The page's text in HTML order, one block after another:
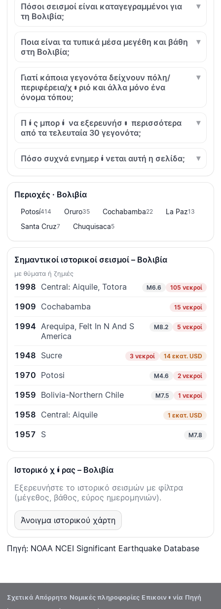
Πόσοι σεισμοί είναι καταγεγραμμένοι για
τη Βολιβία;
Ποια είναι τα τυπικά μέσα μεγέθη και βάθη
στη Βολιβία;
Γιατί κάποια γεγονότα δείχνουν πόλη/
περιφέρεια/χωριό και άλλα μόνο ένα
όνομα τόπου;
Πώς μπορώ να εξερευνήσω περισσότερα
από τα τελευταία 30 γεγονότα;
Πόσο συχνά ενημερώνεται αυτή η σελίδα;
Περιοχές · Βολιβία
Potosí414 Oruro35 Cochabamba22 La Paz13
Santa Cruz7 Chuquisaca5
Σημαντικοί ιστορικοί σεισμοί – Βολιβία
με θύματα ή ζημιές
1998 Central: Aiquile, Totora M6.6 105 νεκροί
1909 Cochabamba 15 νεκροί
1994 Arequipa, Felt In N And S
America
M8.2 5 νεκροί
1948 Sucre 3 νεκροί 14 εκατ. USD
1970 Potosi M4.6 2 νεκροί
1959 Bolivia-Northern Chile M7.5 1 νεκροί
1958 Central: Aiquile 1 εκατ. USD
1957 S M7.8
Ιστορικό χώρας – Βολιβία
Εξερευνήστε το ιστορικό σεισμών με φίλτρα
(μέγεθος, βάθος, εύρος ημερομηνιών).
Άνοιγμα ιστορικού χάρτη
Πηγή: NOAA NCEI Significant Earthquake Database
Σχετικά Απόρρητο Νομικές πληροφορίες Επικοινωνία Πηγή